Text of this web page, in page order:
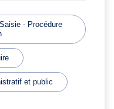
- Procédure
et public